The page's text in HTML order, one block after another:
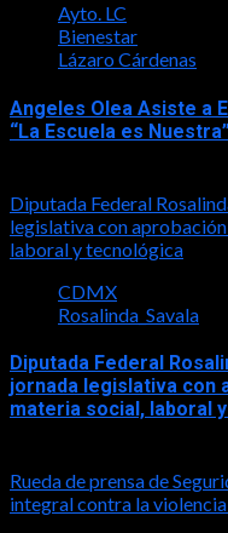
Ayto. LC
Bienestar
Lázaro Cárdenas
Angeles Olea Asiste a
“La Escuela es
Diputada Federal
legislativa con
laboral y tecnológica
CDMX
Rosalinda_Savala
Diputada Federal
jornada legislativa con
materia social, laboral
Rueda de prensa de
integral contra la